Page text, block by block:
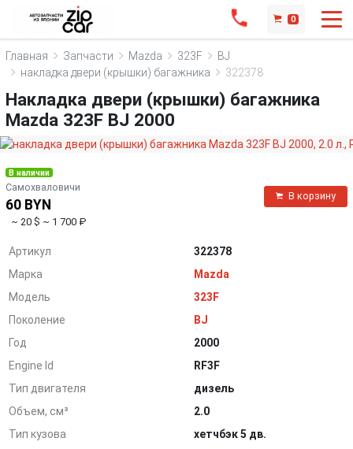
0
Главная Запчасти Mazda 323F
BJ
накладка двери (крышки) багажника
322378
Накладка двери (крышки) багажника
Mazda 323F BJ 2000
В наличии
Самохваловичи
60 BYN
~ 20 $ ~ 1 700 ₽
В корзину
Артикул
322378
Марка
Mazda
Модель
323F
Поколение
BJ
Год
2000
Engine Id
RF3F
Тип двигателя
дизель
Объем, см³
2.0
Тип кузова
хетчбэк 5 дв.